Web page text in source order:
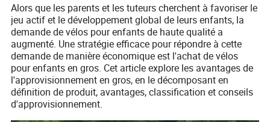
Alors que les parents et les tuteurs cherchent à favoriser le
jeu actif et le développement global de leurs enfants, la
demande de vélos pour enfants de haute qualité a
augmenté. Une stratégie efficace pour répondre à cette
demande de manière économique est l'achat de vélos
pour enfants en gros. Cet article explore les avantages de
l'approvisionnement en gros, en le décomposant en
définition de produit, avantages, classification et conseils
d'approvisionnement.